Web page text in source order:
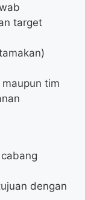
target
tim
dengan